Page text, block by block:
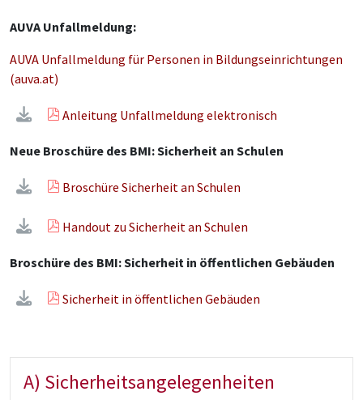
AUVA Unfallmeldung:
AUVA Unfallmeldung für Personen in Bildungseinrichtungen
(auva.at)
Anleitung Unfallmeldung elektronisch
Neue Broschüre des BMI: Sicherheit an Schulen
Broschüre Sicherheit an Schulen
Handout zu Sicherheit an Schulen
Broschüre des BMI: Sicherheit in öffentlichen Gebäuden
Sicherheit in öffentlichen Gebäuden
A) Sicherheitsangelegenheiten